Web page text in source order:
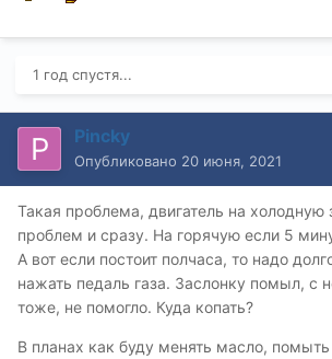
1 год спустя...
Pincky
Опубликовано 20 июня, 2021
Такая проблема, двигатель на холодную
проблем и сразу. На горячую если 5
А вот если постоит полчаса, то надо
нажать педаль газа. Заслонку помыл, с
тоже, не помогло. Куда копать?
В планах как буду менять масло,